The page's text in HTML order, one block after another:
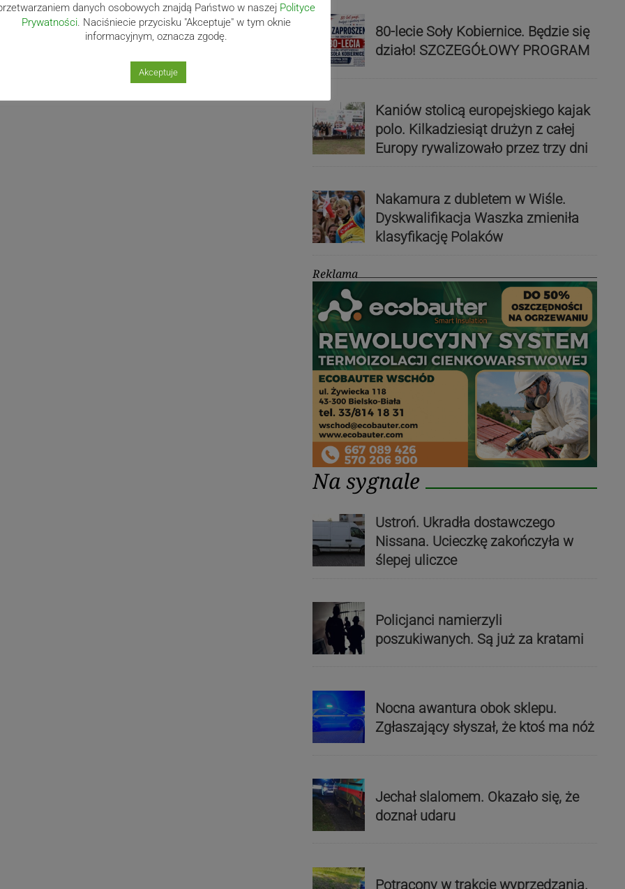
80-lecie Soły Kobiernice. Będzie się
działo! SZCZEGÓŁOWY PROGRAM
Kaniów stolicą europejskiego kajak
polo. Kilkadziesiąt drużyn z całej
Europy rywalizowało przez trzy dni
Nakamura z dubletem w Wiśle.
Dyskwalifikacja Waszka zmieniła
klasyfikację Polaków
Reklama
Na sygnale
Ustroń. Ukradła dostawczego
Nissana. Ucieczkę zakończyła w
ślepej uliczce
Policjanci namierzyli
poszukiwanych. Są już za kratami
Nocna awantura obok sklepu.
Zgłaszający słyszał, że ktoś ma nóż
Jechał slalomem. Okazało się, że
doznał udaru
Potrącony w trakcie wyprzedzania.
danych osobowych znajdą Państwo w naszej Polityce
Prywatności . Naciśniecie przycisku "Akceptuje" w tym oknie
informacyjnym, oznacza zgodę.
Akceptuje